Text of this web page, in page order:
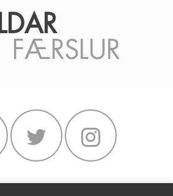
FÆRSLUR